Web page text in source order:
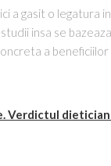
a gasit o legatura
insa se
a
Verdictul